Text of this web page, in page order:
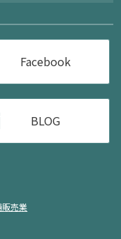
Facebook
BLOG
売業